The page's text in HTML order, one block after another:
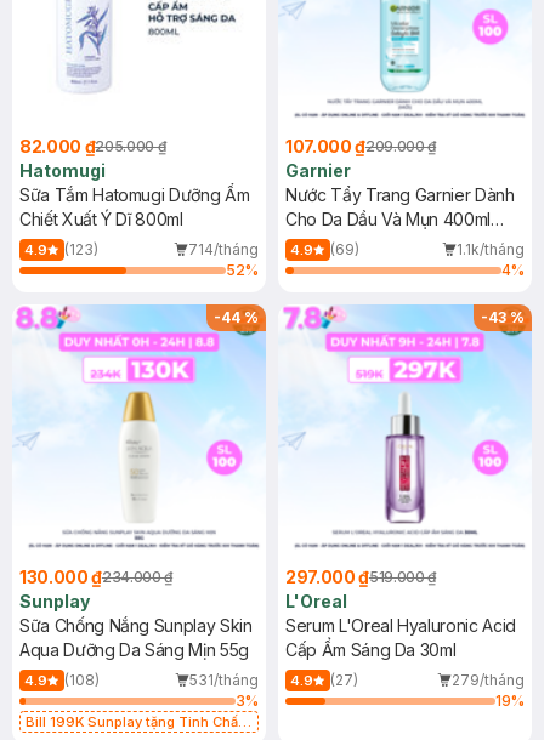
82.000 ₫205.000 ₫
Hatomugi
Sữa Tắm Hatomugi Dưỡng Ẩm
Chiết Xuất Ý Dĩ 800ml
4.9 (123)
714/tháng
52%
107.000 ₫209.000 ₫
Garnier
Nước Tẩy Trang Garnier Dành
Cho Da Dầu Và Mụn 400ml
(Mới)
4.9 (69)
1.1k/tháng
4%
-44%
130.000 ₫234.000 ₫
Sunplay
Sữa Chống Nắng Sunplay Skin
Aqua Dưỡng Da Sáng Mịn 55g
4.9 (108)
531/tháng
3%
Bill 199K Sunplay tặng Tinh Chất
-43%
297.000 ₫519.000 ₫
L'Oreal
Serum L'Oreal Hyaluronic Acid
Cấp Ẩm Sáng Da 30ml
4.9 (27)
279/tháng
19%